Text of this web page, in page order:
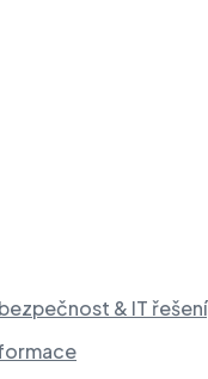
& IT řešení